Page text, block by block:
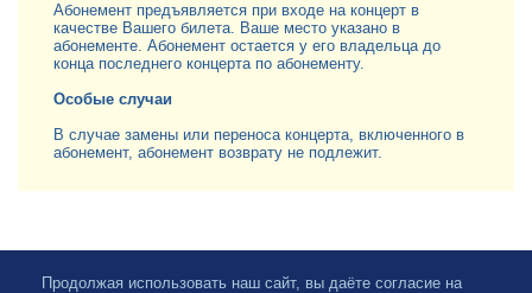
Абонемент предъявляется при входе на концерт в
качестве Вашего билета. Ваше место указано в
абонементе. Абонемент остается у его владельца до
конца последнего концерта по абонементу.
Особые случаи
В случае замены или переноса концерта, включенного в
абонемент, абонемент возврату не подлежит.
Продолжая использовать наш сайт, вы даёте согласие на